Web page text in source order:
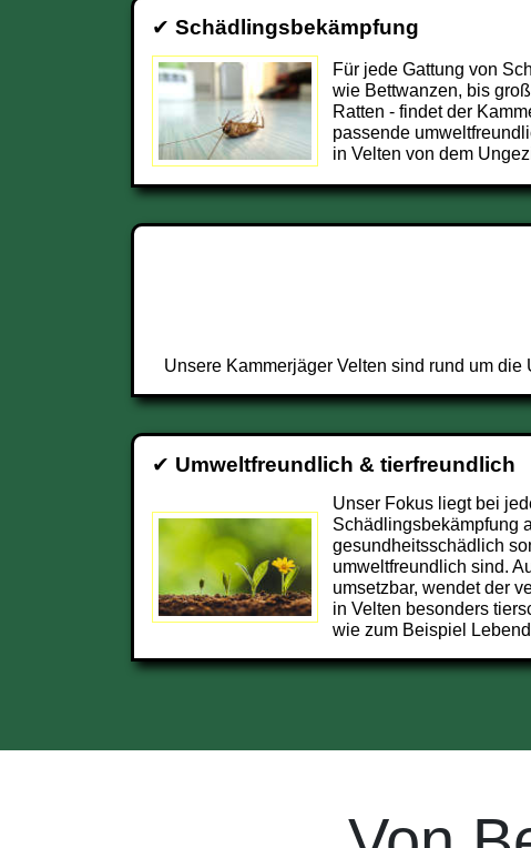
✔ Schädlingsbekämpfung
Für jede Gattung von
wie Bettwanzen, bis
Ratten - findet der
passende
in Velten von dem
Unsere Kammerjäger Velten sind rund um
✔ Umweltfreundlich & tierfreundlich
Unser Fokus liegt bei
Schädlingsbekämpfung
gesundheitsschädlich
umweltfreundlich sind.
umsetzbar, wendet der
in Velten besonders
wie zum Beispiel